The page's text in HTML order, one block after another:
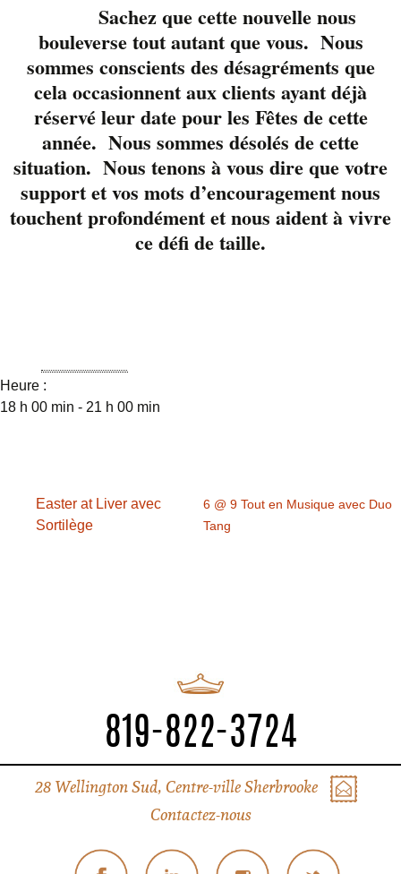
Bricault. Un duo
différent, une musique
profonde et qui fait
voyager les émotions.
Classic rock, alternatif
et folk au menu.
Réservez votre place
819-822-3724 poste 23
ou via Facebook
Heure :
18 h 00 min - 21 h 00 min
Easter at Liver avec
Sortilège
6 @ 9 Tout en Musique avec Duo
Tang
819-822-3724
28 Wellington Sud, Centre-ville Sherbrooke
Contactez-nous
Sachez que cette nouvelle nous
bouleverse tout autant que vous. Nous
sommes conscients des désagréments que
cela occasionnent aux clients ayant déjà
réservé leur date pour les Fêtes de cette
année. Nous sommes désolés de cette
situation. Nous tenons à vous dire que votre
support et vos mots d’encouragement nous
touchent profondément et nous aident à vivre
ce défi de taille.